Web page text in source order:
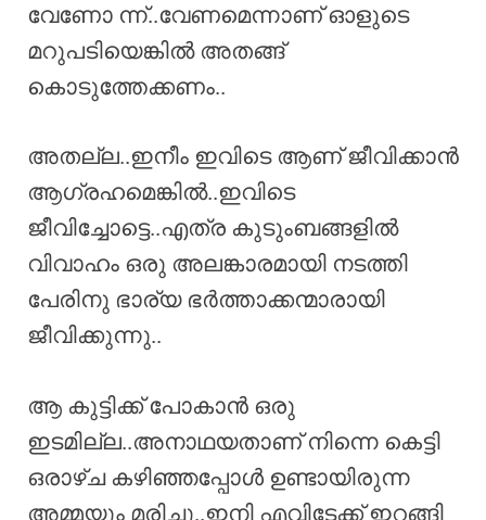
വേണോ ന്ന്..വേണമെന്നാണ് ഓളുടെ
മറുപടിയെങ്കിൽ അതങ്ങ്
കൊടുത്തേക്കണം..
അതല്ല..ഇനീം ഇവിടെ ആണ് ജീവിക്കാൻ
ആഗ്രഹമെങ്കിൽ..ഇവിടെ
ജീവിച്ചോട്ടെ..എത്ര കുടുംബങ്ങളിൽ
വിവാഹം ഒരു അലങ്കാരമായി നടത്തി
പേരിനു ഭാര്യ ഭർത്താക്കന്മാരായി
ജീവിക്കുന്നു..
ആ കുട്ടിക്ക് പോകാൻ ഒരു
ഇടമില്ല..അനാഥയതാണ് നിന്നെ കെട്ടി
ഒരാഴ്ച കഴിഞ്ഞപ്പോൾ ഉണ്ടായിരുന്ന
അമ്മയും മരിച്ചു..ഇനി എവിടേക്ക് ഇറങ്ങി